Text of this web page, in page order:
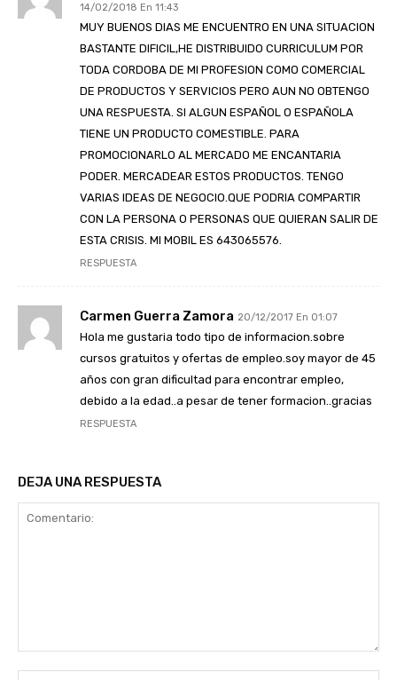
14/02/2018 En 11:43
MUY BUENOS DIAS ME ENCUENTRO EN UNA SITUACION
BASTANTE DIFICIL,HE DISTRIBUIDO CURRICULUM POR
TODA CORDOBA DE MI PROFESION COMO COMERCIAL
DE PRODUCTOS Y SERVICIOS PERO AUN NO OBTENGO
UNA RESPUESTA. SI ALGUN ESPAÑOL O ESPAÑOLA
TIENE UN PRODUCTO COMESTIBLE. PARA
PROMOCIONARLO AL MERCADO ME ENCANTARIA
PODER. MERCADEAR ESTOS PRODUCTOS. TENGO
VARIAS IDEAS DE NEGOCIO.QUE PODRIA COMPARTIR
CON LA PERSONA O PERSONAS QUE QUIERAN SALIR DE
ESTA CRISIS. MI MOBIL ES 643065576.
RESPUESTA
Carmen Guerra Zamora 20/12/2017 En 01:07
Hola me gustaria todo tipo de informacion.sobre
cursos gratuitos y ofertas de empleo.soy mayor de 45
años con gran dificultad para encontrar empleo,
debido a la edad..a pesar de tener formacion..gracias
RESPUESTA
DEJA UNA RESPUESTA